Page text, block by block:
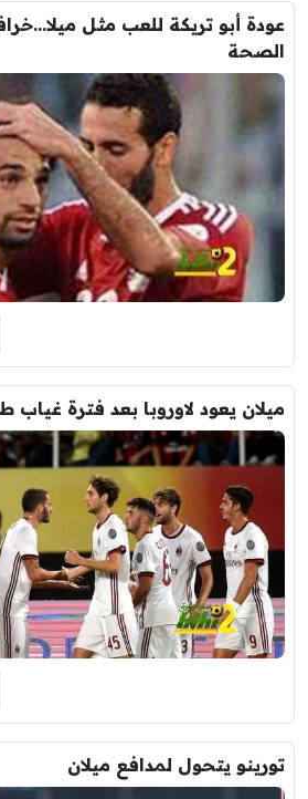
عودة أبو تريكة للعب مثل
الصحة
ميلان يعود لاوروبا بعد فترة غياب
تورينو يتحول لمدافع ميلان